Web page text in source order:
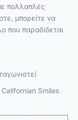
πολλαπλές
μπορείτε να
που παραδίδεται
Californian Smiles